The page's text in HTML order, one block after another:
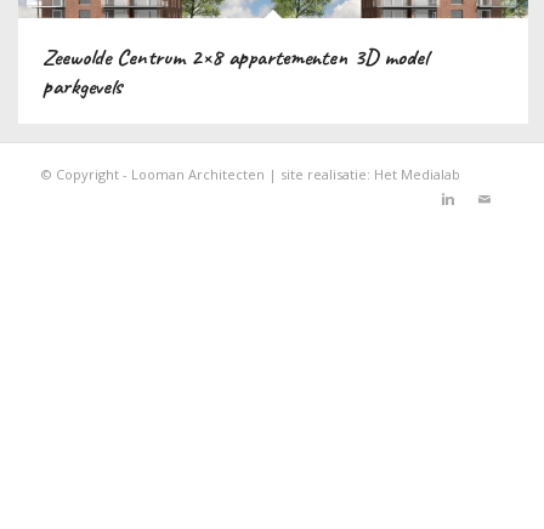
Zeewolde Centrum 2×8 appartementen 3D model
parkgevels
© Copyright - Looman Architecten | site realisatie: Het Medialab